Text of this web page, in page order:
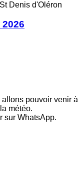
Denis d'Oléron
pouvoir venir à
météo.
sur WhatsApp.